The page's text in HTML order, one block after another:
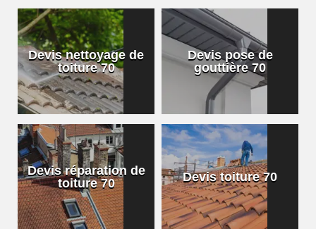
Devis nettoyage de
toiture 70
Devis pose de
gouttière 70
Devis réparation de
toiture 70
Devis toiture 70